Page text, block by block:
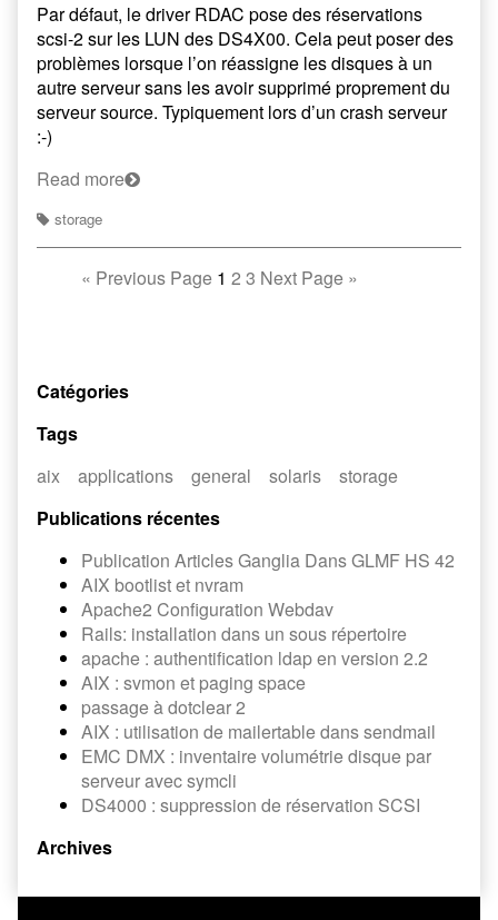
Par défaut, le driver RDAC pose des réservations
scsi-2 sur les LUN des DS4X00. Cela peut poser des
problèmes lorsque l’on réassigne les disques à un
autre serveur sans les avoir supprimé proprement du
serveur source. Typiquement lors d’un crash serveur
:-)
Read more
storage
« Previous Page 1 2 3 Next Page »
Catégories
Tags
aix
applications general solaris
storage
Publications récentes
Publication Articles Ganglia Dans GLMF HS 42
AIX bootlist et nvram
Apache2 Configuration Webdav
Rails: installation dans un sous répertoire
apache : authentification ldap en version 2.2
AIX : svmon et paging space
passage à dotclear 2
AIX : utilisation de mailertable dans sendmail
EMC DMX : inventaire volumétrie disque par
serveur avec symcli
DS4000 : suppression de réservation SCSI
Archives